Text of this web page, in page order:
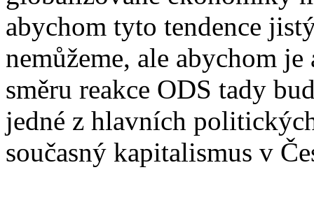
abychom tyto tendence
nemůžeme, ale abychom
směru reakce ODS tady
jedné z hlavních
současný kapitalismus v